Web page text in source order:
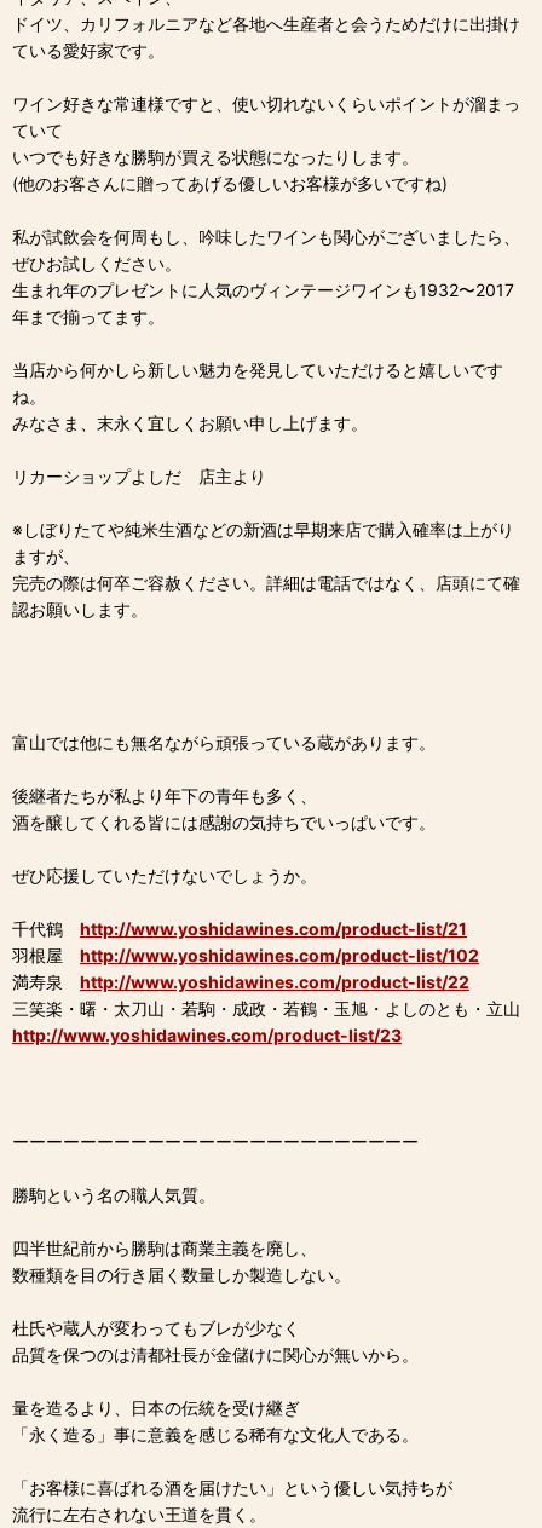
ドイツ、カリフォルニアなど各地へ生産者と会うためだけに出掛け
ている愛好家です。
ワイン好きな常連様ですと、使い切れないくらいポイントが溜まっ
ていて
いつでも好きな勝駒が買える状態になったりします。
(他のお客さんに贈ってあげる優しいお客様が多いですね)
私が試飲会を何周もし、吟味したワインも関心がございましたら、
ぜひお試しください。
生まれ年のプレゼントに人気のヴィンテージワインも1932〜2017
年まで揃ってます。
当店から何かしら新しい魅力を発見していただけると嬉しいです
ね。
みなさま、末永く宜しくお願い申し上げます。
リカーショップよしだ 店主より
※しぼりたてや純米生酒などの新酒は早期来店で購入確率は上がり
ますが、
完売の際は何卒ご容赦ください。詳細は電話ではなく、店頭にて確
認お願いします。
富山では他にも無名ながら頑張っている蔵があります。
後継者たちが私より年下の青年も多く、
酒を醸してくれる皆には感謝の気持ちでいっぱいです。
ぜひ応援していただけないでしょうか。
千代鶴 http://www.yoshidawines.com/product-list/21
羽根屋 http://www.yoshidawines.com/product-list/102
満寿泉 http://www.yoshidawines.com/product-list/22
三笑楽・曙・太刀山・若駒・成政・若鶴・玉旭・よしのとも・立山
http://www.yoshidawines.com/product-list/23
ーーーーーーーーーーーーーーーーーーーーーーーー
勝駒という名の職人気質。
四半世紀前から勝駒は商業主義を廃し、
数種類を目の行き届く数量しか製造しない。
杜氏や蔵人が変わってもブレが少なく
品質を保つのは清都社長が金儲けに関心が無いから。
量を造るより、日本の伝統を受け継ぎ
「永く造る」事に意義を感じる稀有な文化人である。
「お客様に喜ばれる酒を届けたい」という優しい気持ちが
流行に左右されない王道を貫く。